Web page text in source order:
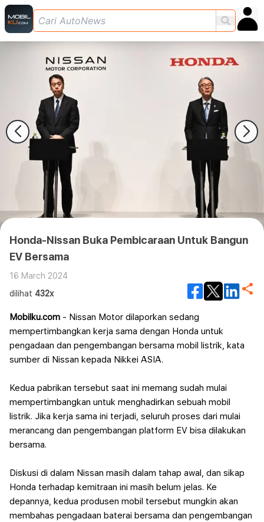
Honda-Nissan Buka Pembicaraan Untuk Bangun
EV Bersama
16 March 2024
dilihat 432x
Mobilku.com - Nissan Motor dilaporkan sedang
mempertimbangkan kerja sama dengan Honda untuk
pengadaan dan pengembangan bersama mobil listrik, kata
sumber di Nissan kepada Nikkei ASIA.
Kedua pabrikan tersebut saat ini memang sudah mulai
mempertimbangkan untuk menghadirkan sebuah mobil
listrik. Jika kerja sama ini terjadi, seluruh proses dari mulai
merancang dan pengembangan platform EV bisa dilakukan
bersama.
Diskusi di dalam Nissan masih dalam tahap awal, dan sikap
Honda terhadap kemitraan ini masih belum jelas. Ke
depannya, kedua produsen mobil tersebut mungkin akan
membahas pengadaan baterai bersama dan pengembangan